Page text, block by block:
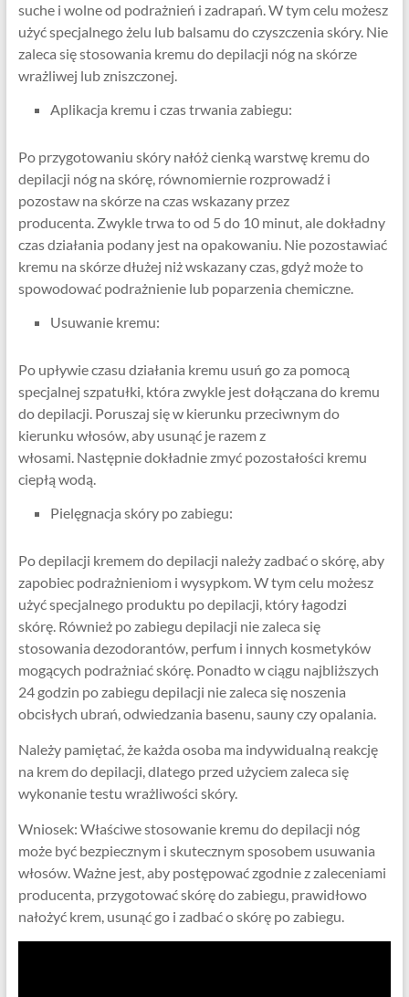
suche i wolne od podrażnień i zadrapań. W tym celu możesz
użyć specjalnego żelu lub balsamu do czyszczenia skóry. Nie
zaleca się stosowania kremu do depilacji nóg na skórze
wrażliwej lub zniszczonej.
Aplikacja kremu i czas trwania zabiegu:
Po przygotowaniu skóry nałóż cienką warstwę kremu do
depilacji nóg na skórę, równomiernie rozprowadź i
pozostaw na skórze na czas wskazany przez
producenta. Zwykle trwa to od 5 do 10 minut, ale dokładny
czas działania podany jest na opakowaniu. Nie pozostawiać
kremu na skórze dłużej niż wskazany czas, gdyż może to
spowodować podrażnienie lub poparzenia chemiczne.
Usuwanie kremu:
Po upływie czasu działania kremu usuń go za pomocą
specjalnej szpatułki, która zwykle jest dołączana do kremu
do depilacji. Poruszaj się w kierunku przeciwnym do
kierunku włosów, aby usunąć je razem z
włosami. Następnie dokładnie zmyć pozostałości kremu
ciepłą wodą.
Pielęgnacja skóry po zabiegu:
Po depilacji kremem do depilacji należy zadbać o skórę, aby
zapobiec podrażnieniom i wysypkom. W tym celu możesz
użyć specjalnego produktu po depilacji, który łagodzi
skórę. Również po zabiegu depilacji nie zaleca się
stosowania dezodorantów, perfum i innych kosmetyków
mogących podrażniać skórę. Ponadto w ciągu najbliższych
24 godzin po zabiegu depilacji nie zaleca się noszenia
obcisłych ubrań, odwiedzania basenu, sauny czy opalania.
Należy pamiętać, że każda osoba ma indywidualną reakcję
na krem ​​do depilacji, dlatego przed użyciem zaleca się
wykonanie testu wrażliwości skóry.
Wniosek: Właściwe stosowanie kremu do depilacji nóg
może być bezpiecznym i skutecznym sposobem usuwania
włosów. Ważne jest, aby postępować zgodnie z zaleceniami
producenta, przygotować skórę do zabiegu, prawidłowo
nałożyć krem, usunąć go i zadbać o skórę po zabiegu.